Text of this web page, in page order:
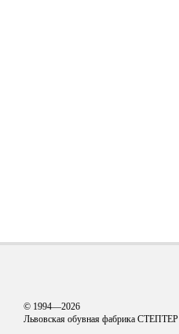
© 1994—2026
Львовская обувная фабрика СТЕПТЕР